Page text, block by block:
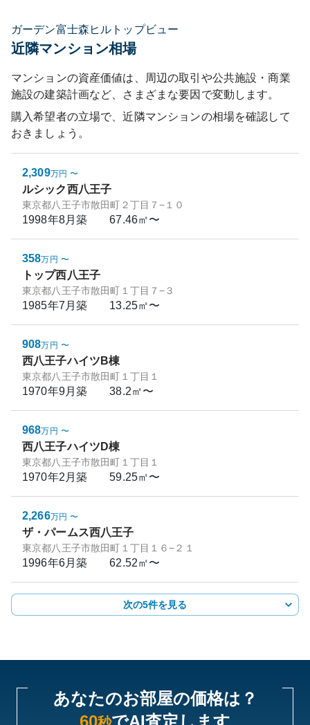
ガーデン富士森ヒルトップビュー
近隣マンション相場
マンションの資産価値は、周辺の取引や公共施設・商業
施設の建築計画など、さまざまな要因で変動します。
購入希望者の立場で、近隣マンションの相場を確認して
おきましょう。
2,309万円 〜
ルシック西八王子
東京都八王子市散田町２丁目７−１０
1998年8月築 67.46㎡〜
358万円 〜
トップ西八王子
東京都八王子市散田町１丁目７−３
1985年7月築 13.25㎡〜
908万円 〜
西八王子ハイツB棟
東京都八王子市散田町１丁目１
1970年9月築 38.2㎡〜
968万円 〜
西八王子ハイツD棟
東京都八王子市散田町１丁目１
1970年2月築 59.25㎡〜
2,266万円 〜
ザ・パームス西八王子
東京都八王子市散田町１丁目１６−２１
1996年6月築 62.52㎡〜
次の5件を見る
あなたのお部屋の価格は？
60
でAI査定します